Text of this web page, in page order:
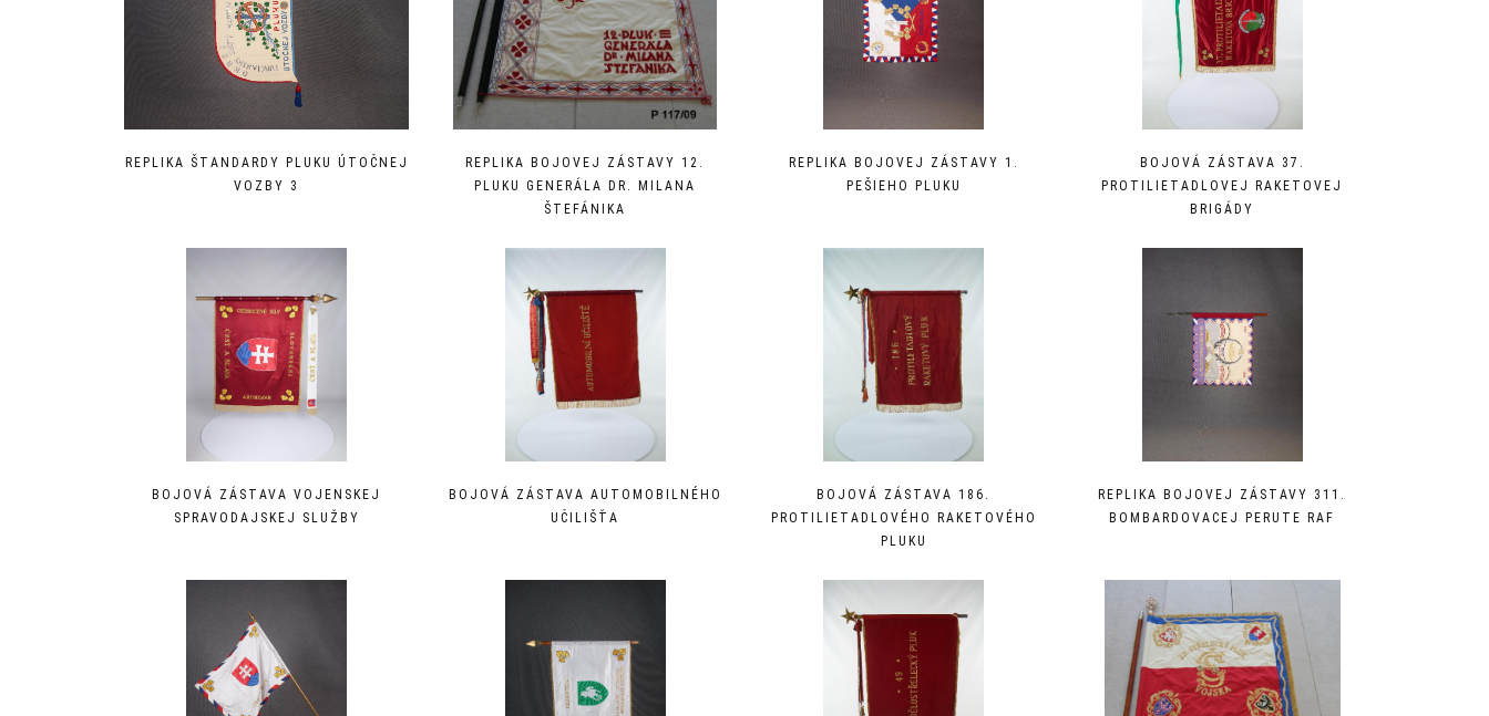
REPLIKA ŠTANDARDY PLUKU ÚTOČNEJ
VOZBY 3
REPLIKA BOJOVEJ ZÁSTAVY 12.
PLUKU GENERÁLA DR. MILANA
ŠTEFÁNIKA
REPLIKA BOJOVEJ ZÁSTAVY 1.
PEŠIEHO PLUKU
BOJOVÁ ZÁSTAVA 37.
PROTILIETADLOVEJ RAKETOVEJ
BRIGÁDY
BOJOVÁ ZÁSTAVA VOJENSKEJ
SPRAVODAJSKEJ SLUŽBY
BOJOVÁ ZÁSTAVA AUTOMOBILNÉHO
UČILIŠŤA
BOJOVÁ ZÁSTAVA 186.
PROTILIETADLOVÉHO RAKETOVÉHO
PLUKU
REPLIKA BOJOVEJ ZÁSTAVY 311.
BOMBARDOVACEJ PERUTE RAF